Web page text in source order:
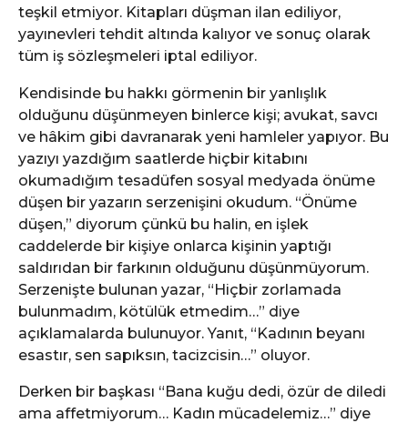
teşkil etmiyor. Kitapları düşman ilan ediliyor,
yayınevleri tehdit altında kalıyor ve sonuç olarak
tüm iş sözleşmeleri iptal ediliyor.
Kendisinde bu hakkı görmenin bir yanlışlık
olduğunu düşünmeyen binlerce kişi; avukat, savcı
ve hâkim gibi davranarak yeni hamleler yapıyor. Bu
yazıyı yazdığım saatlerde hiçbir kitabını
okumadığım tesadüfen sosyal medyada önüme
düşen bir yazarın serzenişini okudum. “Önüme
düşen,” diyorum çünkü bu halin, en işlek
caddelerde bir kişiye onlarca kişinin yaptığı
saldırıdan bir farkının olduğunu düşünmüyorum.
Serzenişte bulunan yazar, “Hiçbir zorlamada
bulunmadım, kötülük etmedim…” diye
açıklamalarda bulunuyor. Yanıt, “Kadının beyanı
esastır, sen sapıksın, tacizcisin…” oluyor.
Derken bir başkası “Bana kuğu dedi, özür de diledi
ama affetmiyorum… Kadın mücadelemiz…” diye